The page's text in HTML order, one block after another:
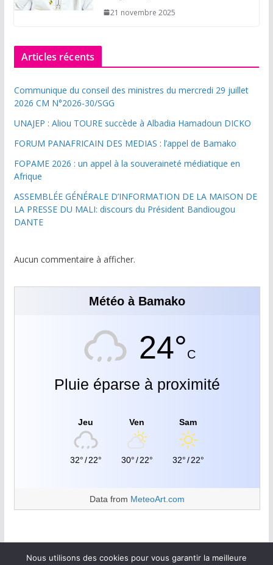
21 novembre 2025
Articles récents
Communique du conseil des ministres du mercredi 29 juillet
2026 CM N°2026-30/SGG
UNAJEP : Aliou TOURE succède à Albadia Hamadoun DICKO
FORUM PANAFRICAIN DES MEDIAS : l’appel de Bamako
FOPAME 2026 : un appel à la souveraineté médiatique en
Afrique
ASSEMBLÉE GÉNÉRALE D’INFORMATION DE LA MAISON DE
LA PRESSE DU MALI: discours du Président Bandiougou
DANTE
Aucun commentaire à afficher.
Météo à Bamako
24°C
Pluie éparse à proximité
Jeu
32°/22°
Ven
30°/22°
Sam
32°/22°
Data from MeteoArt.com
Nous utilisons des cookies pour vous garantir la meilleure